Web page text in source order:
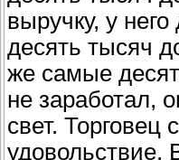
выручку, у
десять тысяч
же самые
не заработал,
свет. Торговец
удовольствие.